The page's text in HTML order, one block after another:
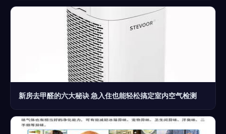
新房去甲醛的六大秘诀 急入住也能轻松搞定室内空气检测